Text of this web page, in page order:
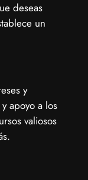
deseas
un
y
apoyo a los
valiosos